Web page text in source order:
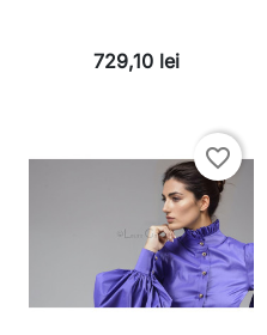
729,10 lei
favorite_border